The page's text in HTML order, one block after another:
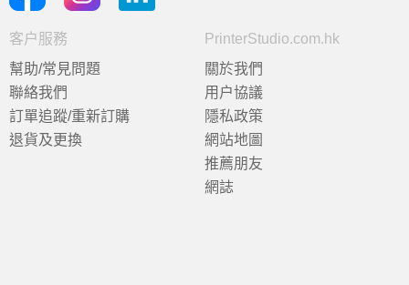
客户服務
幫助/常見問題
聯絡我們
訂單追蹤/重新訂購
退貨及更換
PrinterStudio.com.hk
關於我們
用户協議
隱私政策
網站地圖
推薦朋友
網誌